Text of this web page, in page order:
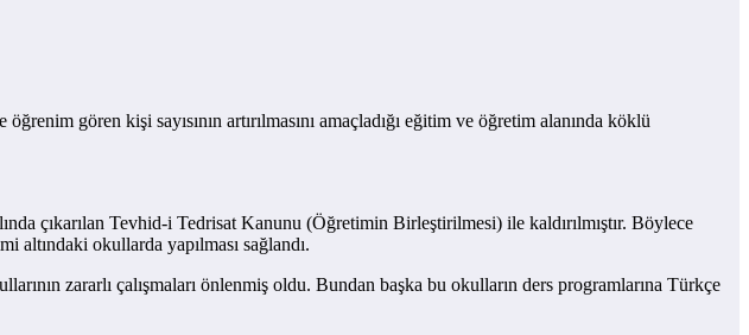
gören kişi sayısının artırılmasını amaçladığı eğitim ve öğretim alanında köklü
çıkarılan Tevhid-i Tedrisat Kanunu (Öğretimin Birleştirilmesi) ile kaldırılmıştır. Böylece
okullarda yapılması sağlandı.
zararlı çalışmaları önlenmiş oldu. Bundan başka bu okulların ders programlarına Türkçe